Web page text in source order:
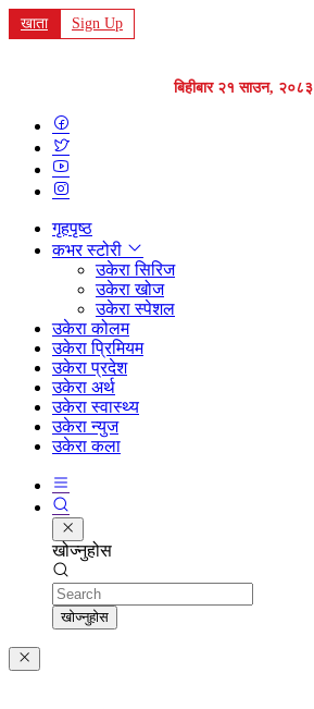
खाता Sign Up
बिहीबार २१ साउन, २०८३
गृहपृष्ठ
कभर स्टोरी
उकेरा सिरिज
उकेरा खोज
उकेरा स्पेशल
उकेरा कोलम
उकेरा प्रिमियम
उकेरा प्रदेश
उकेरा अर्थ
उकेरा स्वास्थ्य
उकेरा न्युज
उकेरा कला
खोज्नुहोस
Search
खोज्नुहोस